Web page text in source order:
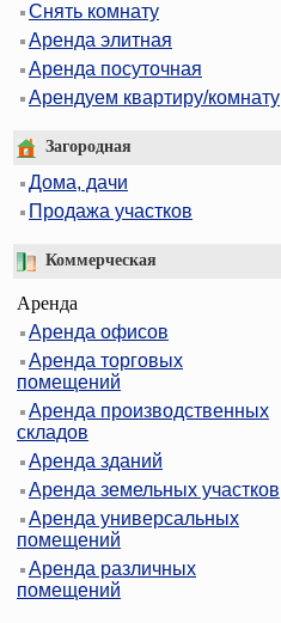
Снять комнату
Аренда элитная
Аренда посуточная
Арендуем квартиру/комнату
Загородная
Дома, дачи
Продажа участков
Коммерческая
Аренда
Аренда офисов
Аренда торговых
помещений
Аренда производственных
складов
Аренда зданий
Аренда земельных участков
Аренда универсальных
помещений
Аренда различных
помещений